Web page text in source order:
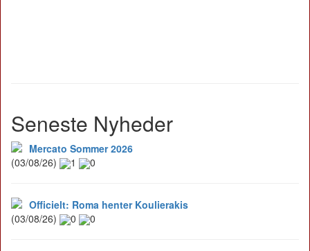
Seneste Nyheder
Mercato Sommer 2026
(03/08/26)
1 0
Officielt: Roma henter Koulierakis
(03/08/26)
0 0